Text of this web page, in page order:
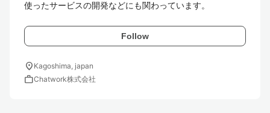
使ったサービスの開発などにも関わっています。
Follow
location_on Kagoshima, japan
workChatwork株式会社